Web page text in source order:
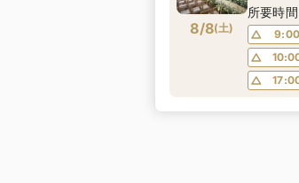
8/8(土)
して相
｜
所要時